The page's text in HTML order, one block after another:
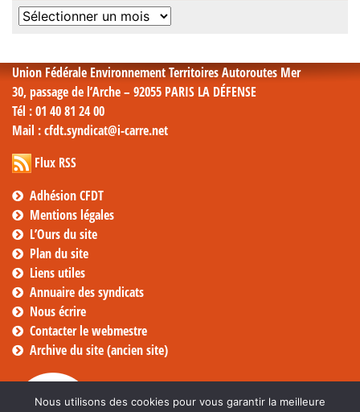
Archives
Union Fédérale Environnement Territoires Autoroutes Mer
30, passage de l’Arche – 92055 PARIS LA DÉFENSE
Tél : 01 40 81 24 00
Mail : cfdt.syndicat@i-carre.net
Flux RSS
Adhésion CFDT
Mentions légales
L’Ours du site
Plan du site
Liens utiles
Annuaire des syndicats
Nous écrire
Contacter le webmestre
Archive du site (ancien site)
Nous utilisons des cookies pour vous garantir la meilleure